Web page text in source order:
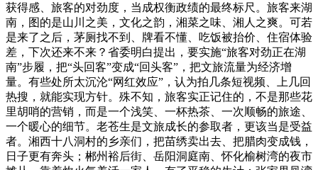
获得感、旅客的对劲度，当成权衡政绩的最终标尺。旅客来湖
南，图的是山川之美，文化之韵，湘菜之味、湘人之爽。可若
是来了之后，茅厕找不到、牌看不懂、吃饭被抬价、住宿体验
差，下次还来不来？省委明白提出，要实施“旅客对劲正在湖
南”步履，把“头回客”变成“回头客”，把文旅流量为经济增
量。有些处所太沉沦“网红效应”，认为拍几条短视频、上几回
热搜，就能实现方针。殊不知，旅客实正记住的，不是那些花
里胡哨的营销，而是一个浅笑、一杯热茶、一次顺畅的旅途、
一个暖心的细节。老苍生是文旅成长的参取者，更该当是受益
者。湘西十八洞村的乡亲们，把苗绣卖出去、把腊肉变成钱，
日子更有奔头；郴州裕后街、岳阳洞庭南、怀化榆树湾的夜市